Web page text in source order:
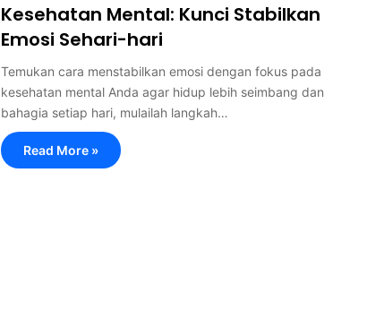
Kesehatan Mental: Kunci Stabilkan
Emosi Sehari-hari
Temukan cara menstabilkan emosi dengan fokus pada
kesehatan mental Anda agar hidup lebih seimbang dan
bahagia setiap hari, mulailah langkah…
Read More »